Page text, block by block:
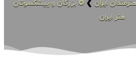
ایران ❯ ❂ بزرگان و پیشکسوتان
هنر ایران